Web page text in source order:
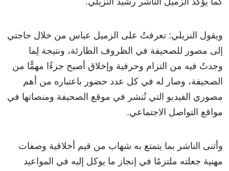
ويقول النزيلي: تعرفتُ على الزميل عباس من خلال حاجتي
إلى مصور للصحيفة في الظروف الطارئة، ونتيجة لِما
وجدتُ فيه من التزام وحرفية وإخلاق أصبح جزءًا مهمًّا من
الصحيفة، وصار له في كل عدد حضور باعتباره من أهم
مصوري الفيديو التي تُنشر في موقع الصحيفة ومنصاتها في
مواقع التواصل الاجتماعي.
وأثنى الناشر بما يتمتع به شهاب من قيم أخلاقية وصفات
مهنية جعلته ملتزمًا في إنجاز ما يوكل إليه في المواعيد